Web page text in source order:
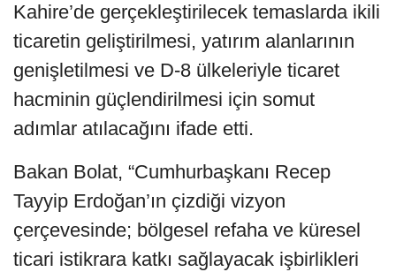
Kahire’de gerçekleştirilecek temaslarda ikili
ticaretin geliştirilmesi, yatırım alanlarının
genişletilmesi ve D-8 ülkeleriyle ticaret
hacminin güçlendirilmesi için somut
adımlar atılacağını ifade etti.
Bakan Bolat, “Cumhurbaşkanı Recep
Tayyip Erdoğan’ın çizdiği vizyon
çerçevesinde; bölgesel refaha ve küresel
ticari istikrara katkı sağlayacak işbirlikleri